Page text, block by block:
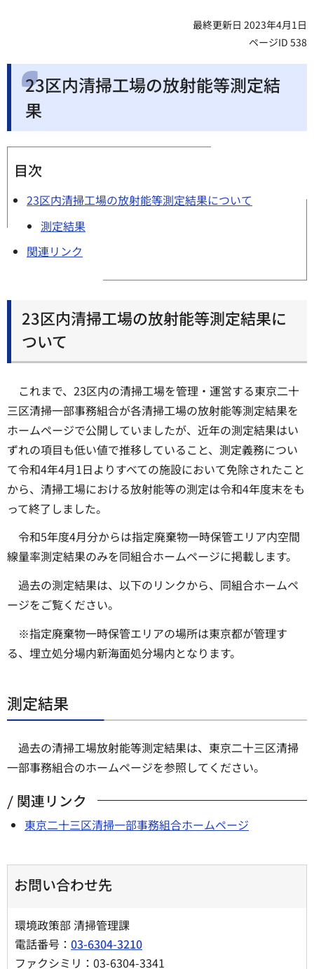
最終更新日 2023年4月1日
ページID 538
23区内清掃工場の放射能等測定結
果
目次
23区内清掃工場の放射能等測定結果について
測定結果
関連リンク
23区内清掃工場の放射能等測定結果に
ついて
これまで、23区内の清掃工場を管理・運営する東京二十
三区清掃一部事務組合が各清掃工場の放射能等測定結果を
ホームページで公開していましたが、近年の測定結果はい
ずれの項目も低い値で推移していること、測定義務につい
て令和4年4月1日よりすべての施設において免除されたこと
から、清掃工場における放射能等の測定は令和4年度末をも
って終了しました。
令和5年度4月分からは指定廃棄物一時保管エリア内空間
線量率測定結果のみを同組合ホームページに掲載します。
過去の測定結果は、以下のリンクから、同組合ホームペ
ージをご覧ください。
※指定廃棄物一時保管エリアの場所は東京都が管理す
る、埋立処分場内新海面処分場内となります。
測定結果
過去の清掃工場放射能等測定結果は、東京二十三区清掃
一部事務組合のホームページを参照してください。
関連リンク
東京二十三区清掃一部事務組合ホームページ
お問い合わせ先
環境政策部 清掃管理課
電話番号： 03-6304-3210
ファクシミリ：03-6304-3341